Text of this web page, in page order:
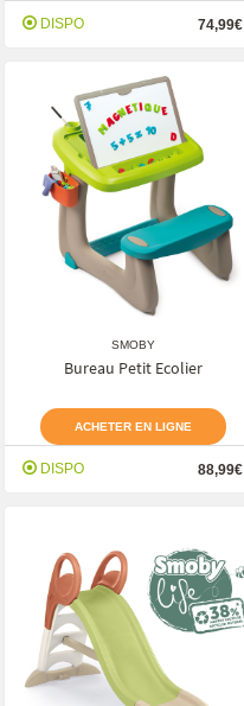
DISPO 74,99€
SMOBY
Bureau Petit Ecolier
ACHETER EN LIGNE
DISPO 88,99€